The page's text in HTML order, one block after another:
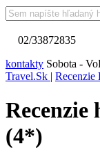
02/33872835
kontakty Sobota -
Travel.Sk | Recenzie
Recenzie
(4*)